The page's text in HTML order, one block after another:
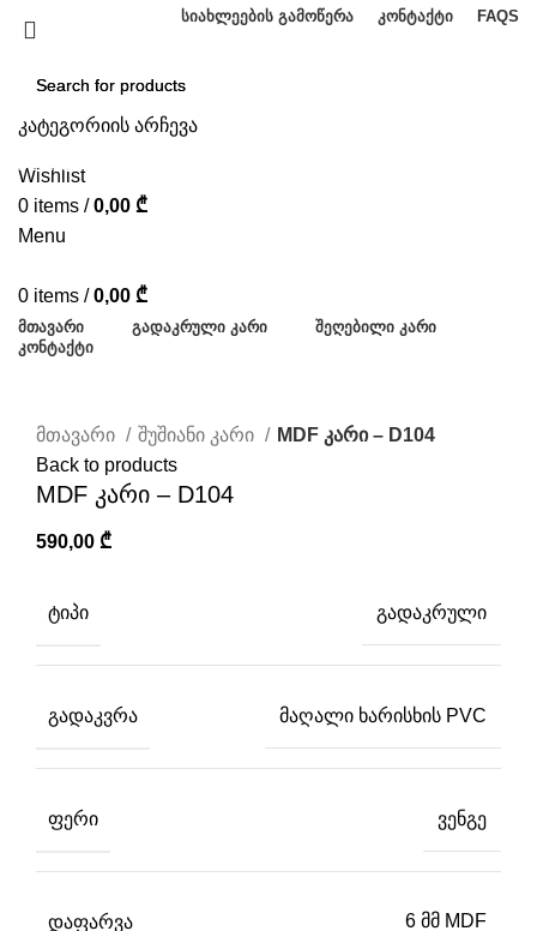
ᲡᲘᲐᲮᲚᲔᲔᲑᲘᲡ ᲒᲐᲛᲝᲬᲔᲠᲐ ᲙᲝᲜᲢᲐᲥᲢᲘ FAQS
SEARCH
Wishlist
0 items / 0,00 ₾
Menu
0 items / 0,00 ₾
ᲛᲗᲐᲕᲐᲠᲘ ᲒᲐᲓᲐᲙᲠᲣᲚᲘ ᲙᲐᲠᲘ
ᲨᲔᲦᲔᲑᲘᲚᲘ ᲙᲐᲠᲘ
ᲙᲝᲜᲢᲐᲥᲢᲘ
მთავარი
შუშიანი კარი
MDF კარი – D104
Back to products
MDF კარი – D104
590,00 ₾
ᲢᲘᲞᲘ გადაკრული
ᲒᲐᲓᲐᲙᲕᲠᲐ მაღალი ხარისხის PVC
ᲤᲔᲠᲘ ვენგე
ᲓᲐᲤᲐᲠᲕᲐ 6 მმ MDF
კატეგორიის არჩევა
SEARCH